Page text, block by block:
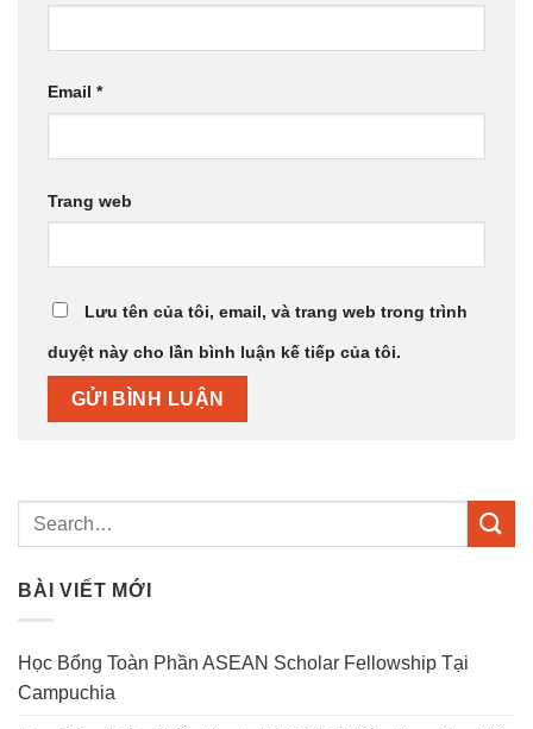
Email *
Trang web
Lưu tên của tôi, email, và trang web trong trình
duyệt này cho lần bình luận kế tiếp của tôi.
BÀI VIẾT MỚI
Học Bổng Toàn Phần ASEAN Scholar Fellowship Tại
Campuchia